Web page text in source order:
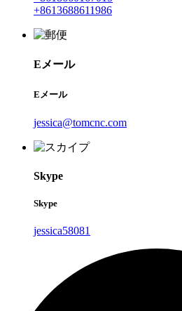
+8613688611986
Eメール
Eメール
jessica@tomcnc.com
Skype
Skype
jessica58081